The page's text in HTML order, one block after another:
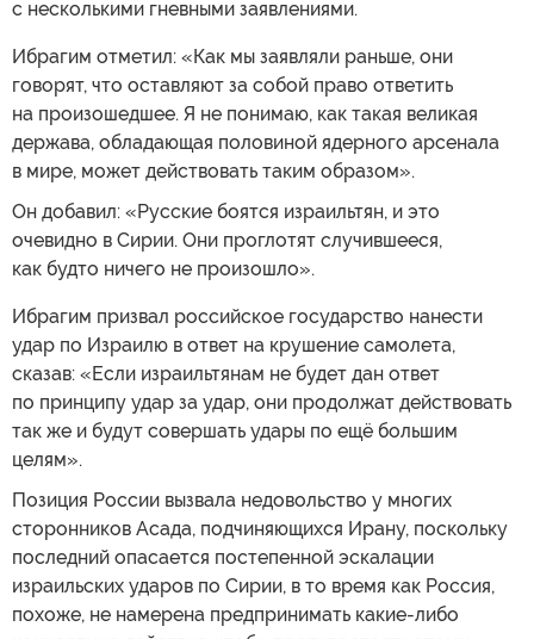
с несколькими гневными заявлениями.
Ибрагим отметил: «Как мы заявляли раньше, они
говорят, что оставляют за собой право ответить
на произошедшее. Я не понимаю, как такая великая
держава, обладающая половиной ядерного арсенала
в мире, может действовать таким образом».
Он добавил: «Русские боятся израильтян, и это
очевидно в Сирии. Они проглотят случившееся,
как будто ничего не произошло».
Ибрагим призвал российское государство нанести
удар по Израилю в ответ на крушение самолета,
сказав: «Если израильтянам не будет дан ответ
по принципу удар за удар, они продолжат действовать
так же и будут совершать удары по ещё большим
целям».
Позиция России вызвала недовольство у многих
сторонников Асада, подчиняющихся Ирану, поскольку
последний опасается постепенной эскалации
израильских ударов по Сирии, в то время как Россия,
похоже, не намерена предпринимать какие-либо